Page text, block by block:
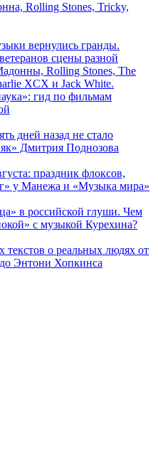
Rolling Stones, Tricky,
вернулись гранды.
сцены разной
Rolling Stones, The
XCX и Jack White.
гид по фильмам
дней назад не стало
Дмитрия Поднозова
праздник флоксов,
у Манежа и «Музыка мира»
в российской глуши. Чем
с музыкой Курехина?
о реальных людях от
Энтони Хопкинса